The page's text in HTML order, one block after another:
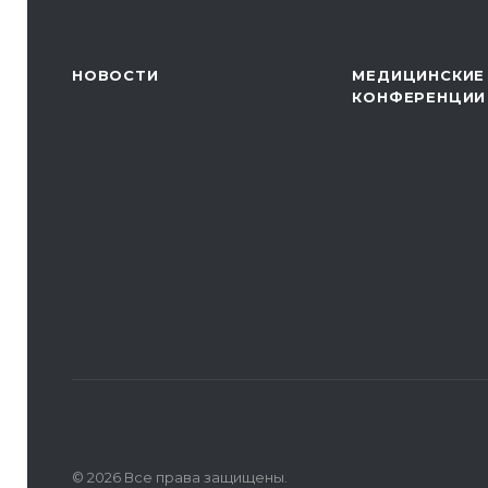
НОВОСТИ
МЕДИЦИНСКИЕ
КОНФЕРЕНЦИИ
© 2026 Все права защищены.